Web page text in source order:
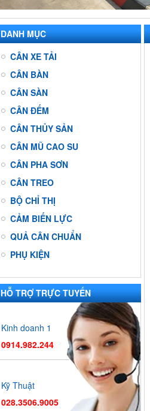
DANH MỤC
CÂN XE TẢI
CÂN BÀN
CÂN SÀN
CÂN ĐẾM
CÂN THỦY SẢN
CÂN MŨ CAO SU
CÂN PHA SƠN
CÂN TREO
BỘ CHỈ THỊ
CẢM BIẾN LỰC
QUẢ CÂN CHUẨN
PHỤ KIỆN
HỖ TRỢ TRỰC TUYẾN
Kinh doanh 1
0914.982.244
Kỹ Thuật
028.3506.9005